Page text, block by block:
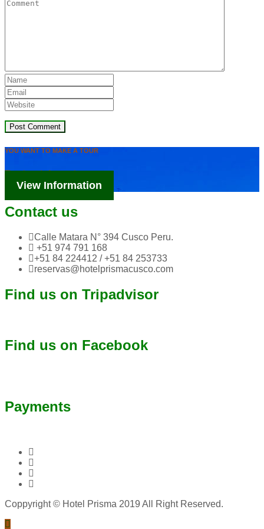
Name
Email
Website
Post Comment
YOU WANT TO MAKE A TOUR
Tourism Information
View Information
Contact us
Calle Matara N° 394 Cusco Peru.
+51 974 791 168
+51 84 224412 / +51 84 253733
reservas@hotelprismacusco.com
Find us on Tripadvisor
Find us on Facebook
Payments
Facebook
Google plus
Twitter
Instagram
Coppyright © Hotel Prisma 2019 All Right Reserved.